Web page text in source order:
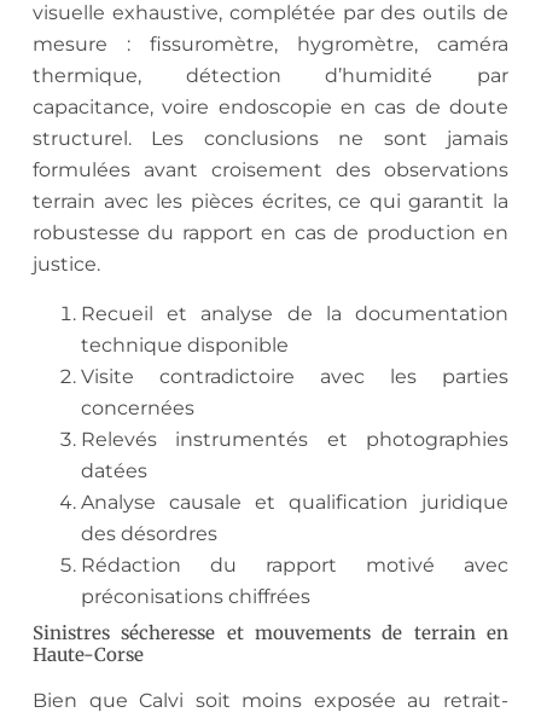
visuelle exhaustive, complétée par des outils de
mesure : fissuromètre, hygromètre, caméra
thermique, détection d’humidité par
capacitance, voire endoscopie en cas de doute
structurel. Les conclusions ne sont jamais
formulées avant croisement des observations
terrain avec les pièces écrites, ce qui garantit la
robustesse du rapport en cas de production en
justice.
Recueil et analyse de la documentation
technique disponible
Visite contradictoire avec les parties
concernées
Relevés instrumentés et photographies
datées
Analyse causale et qualification juridique
des désordres
Rédaction du rapport motivé avec
préconisations chiffrées
Sinistres sécheresse et mouvements de terrain en
Haute-Corse
Bien que Calvi soit moins exposée au retrait-